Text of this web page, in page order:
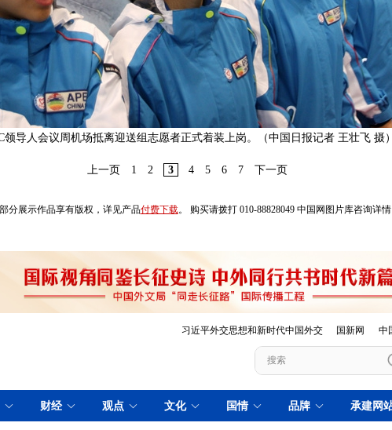
领导人会议周机场抵离迎送组志愿者正式着装上岗。（中国日报记者 王壮飞 摄）
上一页 1 2 3 4 5 6 7 下一页
分展示作品享有版权，详见产品付费下载。 购买请拨打 010-88828049 中国网图片库咨询详情